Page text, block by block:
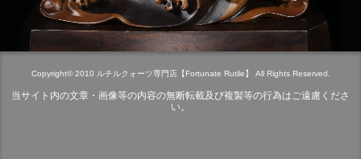
Copyright© 2010 ルチルクォーツ専門店【Fortunate Rutile】 All Rights Reserved.
当サイト内の文章・画像等の内容の無断転載及び複製等の行為はご遠慮くださ
い。